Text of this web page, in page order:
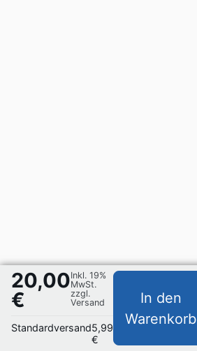
20,00
€
Inkl. 19%
MwSt.
zzgl.
Versand
Standardversand5,99
€
In den
Warenkorb